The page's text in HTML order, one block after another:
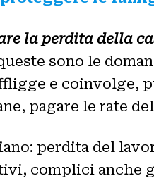
la perdita della
sono le
e coinvolge,
pagare le rate
perdita del
complici